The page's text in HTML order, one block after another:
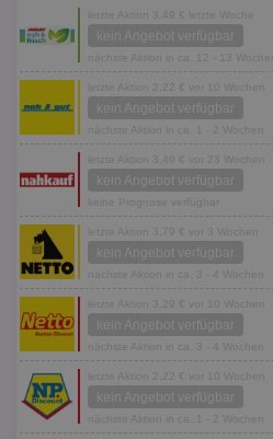
letzte Aktion 3,49 € letzte Woche
kein Angebot verfügbar
nächste Aktion in ca. 12 - 13 Wochen
letzte Aktion 2,22 € vor 10 Wochen
kein Angebot verfügbar
nächste Aktion in ca. 1 - 2 Wochen
letzte Aktion 3,49 € vor 23 Wochen
kein Angebot verfügbar
keine Prognose verfügbar
letzte Aktion 3,79 € vor 3 Wochen
kein Angebot verfügbar
nächste Aktion in ca. 3 - 4 Wochen
letzte Aktion 3,29 € vor 10 Wochen
kein Angebot verfügbar
nächste Aktion in ca. 3 - 4 Wochen
letzte Aktion 2,22 € vor 10 Wochen
kein Angebot verfügbar
nächste Aktion in ca. 1 - 2 Wochen